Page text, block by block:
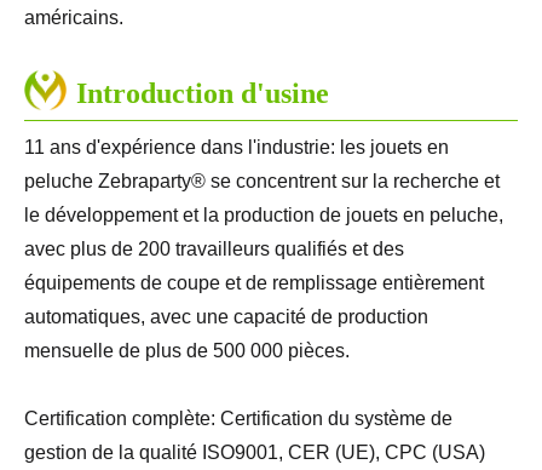
américains.
Introduction d'usine
11 ans d'expérience dans l'industrie: les jouets en
peluche Zebraparty® se concentrent sur la recherche et
le développement et la production de jouets en peluche,
avec plus de 200 travailleurs qualifiés et des
équipements de coupe et de remplissage entièrement
automatiques, avec une capacité de production
mensuelle de plus de 500 000 pièces.
Certification complète: Certification du système de
gestion de la qualité ISO9001, CER (UE), CPC (USA)